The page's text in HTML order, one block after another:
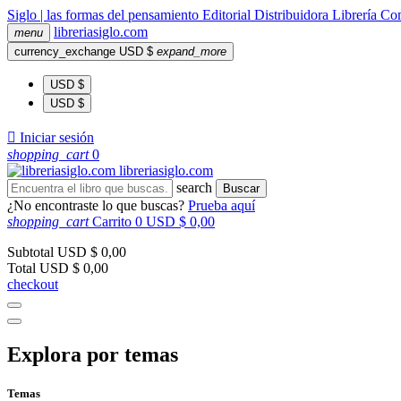
Siglo | las formas del pensamiento Editorial Distribuidora Librería
menu libreriasiglo.com
currency_exchange USD $ expand_more
USD $
USD $
 Iniciar sesión
shopping_cart 0
libreriasiglo.com
search
Buscar
¿No encontraste lo que buscas? Prueba aquí
shopping_cart Carrito 0 USD $ 0,00
Subtotal USD $ 0,00
Total USD $ 0,00
checkout
Explora por temas
Temas